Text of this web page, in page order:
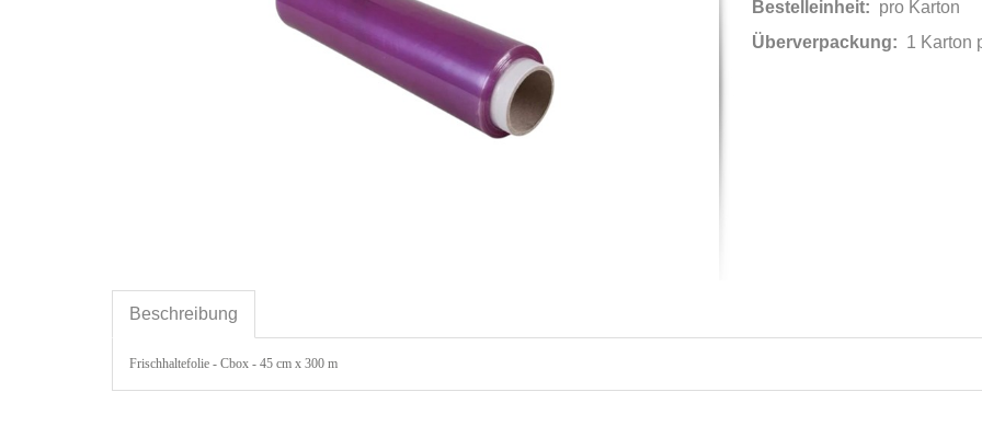
Bestelleinheit: pro Karton
Überverpackung: 1 Karton
Beschreibung
Frischhaltefolie - Cbox - 45 cm x 300 m